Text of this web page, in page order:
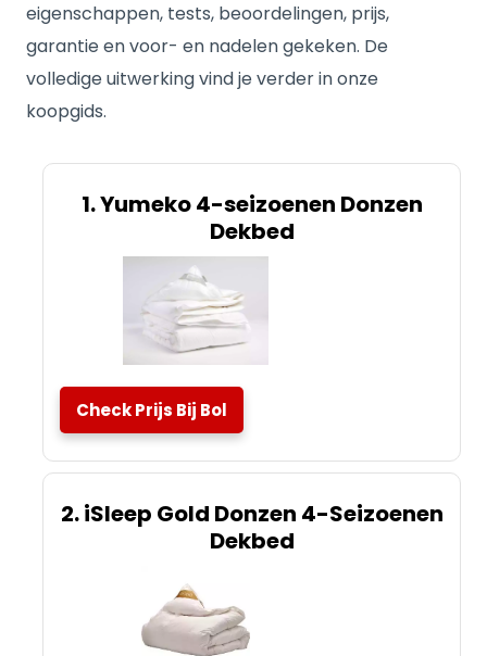
eigenschappen, tests, beoordelingen, prijs,
garantie en voor- en nadelen gekeken. De
volledige uitwerking vind je verder in onze
koopgids.
1. Yumeko 4-seizoenen Donzen
Dekbed
Check Prijs Bij Bol
2. iSleep Gold Donzen 4-Seizoenen
Dekbed